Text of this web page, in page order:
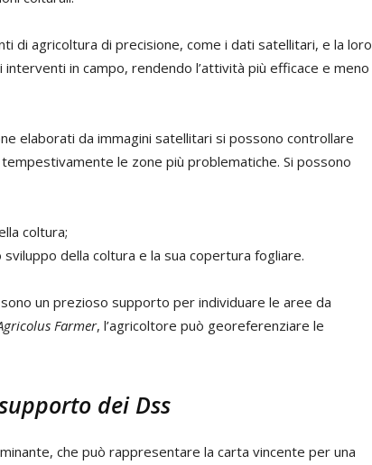
di agricoltura di precisione, come i dati satellitari, e la loro
in campo, rendendo l’attività più efficace e meno
elaborati da immagini satellitari si possono controllare
le zone più problematiche. Si possono
coltura;
sviluppo della coltura e la sua copertura fogliare.
un prezioso supporto per individuare le aree da
Farmer, l’agricoltore può georeferenziare le
dei Dss
che può rappresentare la carta vincente per una